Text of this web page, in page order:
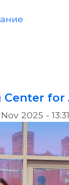
семинар
2025 - 13:31